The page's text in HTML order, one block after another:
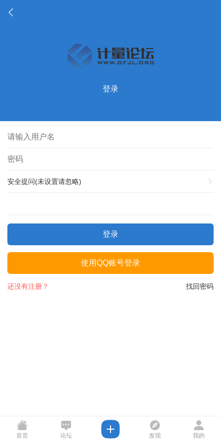
登录
安全提问(未设置请忽略)
登录
使用QQ账号登录
找回密码
还没有注册？
首页 论坛 发现 我的